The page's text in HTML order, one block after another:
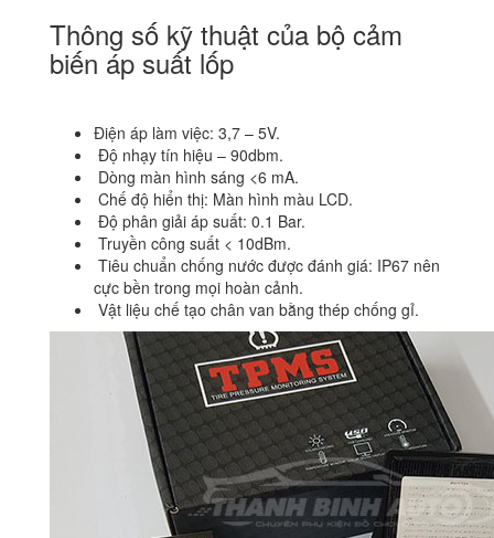
Thông số kỹ thuật của bộ cảm
biến áp suất lốp
Điện áp làm việc: 3,7 – 5V.
Độ nhạy tín hiệu – 90dbm.
Dòng màn hình sáng <6 mA.
Chế độ hiển thị: Màn hình màu LCD.
Độ phân giải áp suất: 0.1 Bar.
Truyền công suất < 10dBm.
Tiêu chuẩn chống nước được đánh giá: IP67 nên
cực bền trong mọi hoàn cảnh.
Vật liệu chế tạo chân van bằng thép chống gỉ.